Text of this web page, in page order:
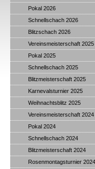
Pokal 2026
Schnellschach 2026
Blitzschach 2026
Vereinsmeisterschaft 2025
Pokal 2025
Schnellschach 2025
Blitzmeisterschaft 2025
Karnevalsturnier 2025
Weihnachtsblitz 2025
Vereinsmeisterschaft 2024
Pokal 2024
Schnellschach 2024
Blitzmeisterschaft 2024
Rosenmontagsturnier 2024